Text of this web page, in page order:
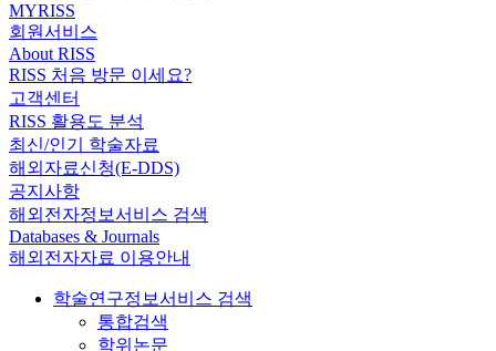
MYRISS
회원서비스
About RISS
RISS 처음 방문 이세요?
고객센터
RISS 활용도 분석
최신/인기 학술자료
해외자료신청(E-DDS)
공지사항
해외전자정보서비스 검색
Databases & Journals
해외전자자료 이용안내
학술연구정보서비스 검색
통합검색
학위논문